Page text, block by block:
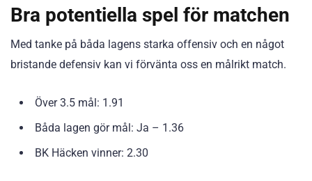
Bra potentiella spel för matchen
Med tanke på båda lagens starka offensiv och en något
bristande defensiv kan vi förvänta oss en målrikt match.
Över 3.5 mål: 1.91
Båda lagen gör mål: Ja – 1.36
BK Häcken vinner: 2.30